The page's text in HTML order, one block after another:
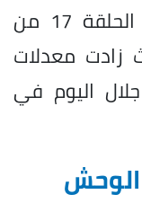
يترقب عشاق برامج المقالب، الحلقة 17 من
زادت معدلات
اليوم في